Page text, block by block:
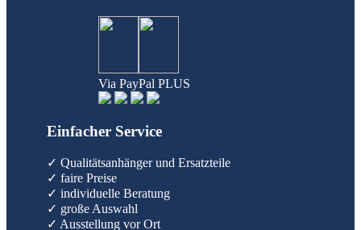
Via PayPal PLUS
Einfacher Service
✓ Qualitätsanhänger und Ersatzteile
✓ faire Preise
✓ individuelle Beratung
✓ große Auswahl
✓ Ausstellung vor Ort